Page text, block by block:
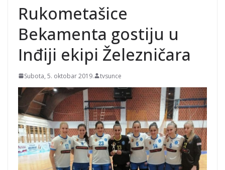
– pljuskovi sa
grmljavinom
Rukometašice
Bekamenta gostiju u
Inđiji ekipi Železničara
Subota, 5. oktobar 2019. tvsunce